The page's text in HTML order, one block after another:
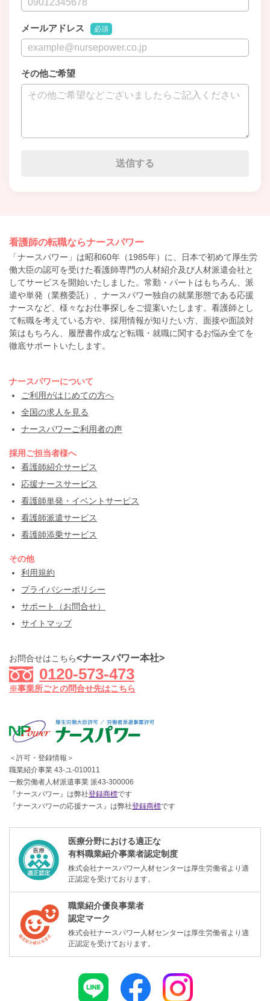
メールアドレス 必須
その他ご希望
看護師の転職ならナースパワー
「ナースパワー」は昭和60年（1985年）に、日本で初めて厚生労
働大臣の認可を受けた看護師専門の人材紹介及び人材派遣会社と
してサービスを開始いたしました。常勤・パートはもちろん、派
遣や単発（業務委託）、ナースパワー独自の就業形態である応援
ナースなど、様々なお仕事探しをご提案いたします。看護師とし
て転職を考えている方や、採用情報が知りたい方、面接や面談対
策はもちろん、履歴書作成など転職・就職に関するお悩み全てを
徹底サポートいたします。
ナースパワーについて
ご利用がはじめての方へ
全国の求人を見る
ナースパワーご利用者の声
採用ご担当者様へ
看護師紹介サービス
応援ナースサービス
看護師単発・イベントサービス
看護師派遣サービス
看護師添乗サービス
その他
利用規約
プライバシーポリシー
サポート（お問合せ）
サイトマップ
お問合せはこちら<ナースパワー本社>
0120-573-473
※事業所ごとの問合せ先はこちら
＜許可・登録情報＞
職業紹介事業 43-ユ-010011
一般労働者人材派遣事業 派43-300006
『ナースパワー』は弊社登録商標です
『ナースパワーの応援ナース』は弊社登録商標です
医療分野における適正な
有料職業紹介事業者認定制度
株式会社ナースパワー人材センターは厚生労働省より適
正認定を受けております。
職業紹介優良事業者
認定マーク
株式会社ナースパワー人材センターは厚生労働省より適
正認定を受けております。